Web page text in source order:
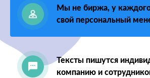
Мы не биржа, у
свой персональный
Тексты пишутся
компанию и